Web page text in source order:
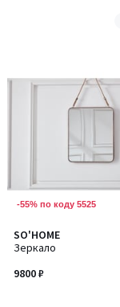
-55% по коду 5525
SO'HOME
Зеркало
9800 ₽